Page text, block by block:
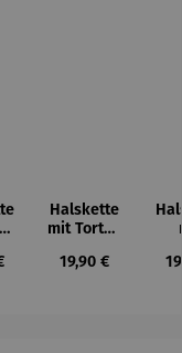
Preis:
Halskette
mit Torten
Regulärer Preis:
19,90 €